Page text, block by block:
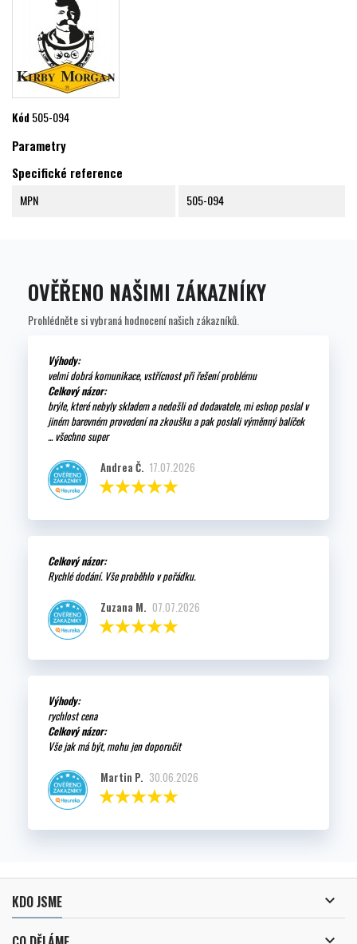
Kód505-094
Parametry
Specifické reference
MPN 505-094
OVĚŘENO NAŠIMI ZÁKAZNÍKY
Prohlédněte si vybraná hodnocení našich zákazníků.
Výhody:
velmi dobrá komunikace, vstřícnost při řešení problému
Celkový názor:
brýle, které nebyly skladem a nedošli od dodavatele, mi eshop poslal v
jiném barevném provedení na zkoušku a pak poslali výměnný balíček
... všechno super
Andrea Č. 17.07.2026
Celkový názor:
Rychlé dodání. Vše proběhlo v pořádku.
Zuzana M. 07.07.2026
Výhody:
rychlost cena
Celkový názor:
Vše jak má být, mohu jen doporučit
Martin P. 30.06.2026
KDO JSME 